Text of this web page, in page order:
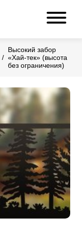
Высокий забор
«Хай-тек» (высота
без ограничения)